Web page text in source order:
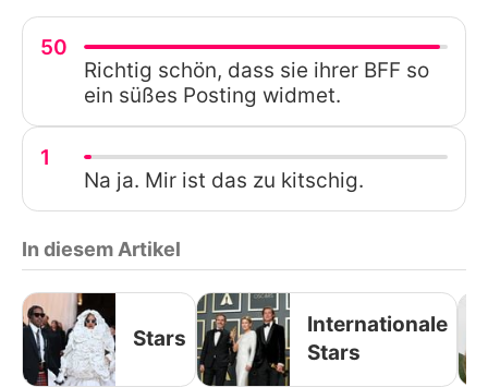
50
Richtig schön, dass sie ihrer BFF so
ein süßes Posting widmet.
1
Na ja. Mir ist das zu kitschig.
In diesem Artikel
Stars
Internationale
Stars